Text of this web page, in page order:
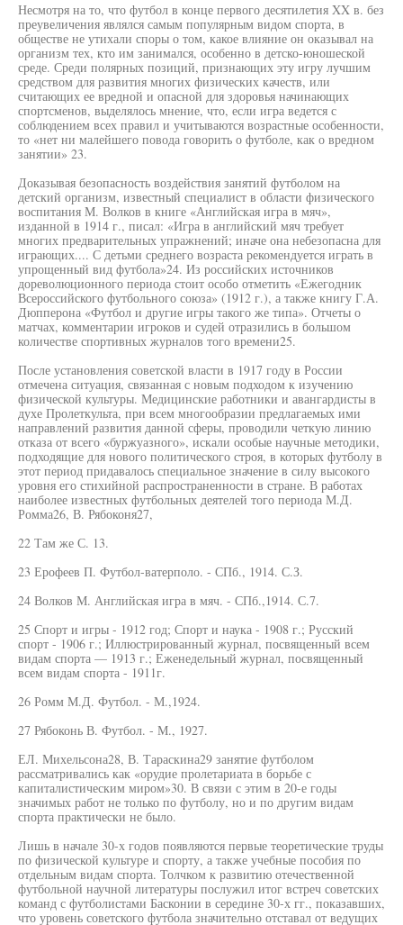
Несмотря на то, что футбол в конце первого десятилетия XX в. без
преувеличения являлся самым популярным видом спорта, в
обществе не утихали споры о том, какое влияние он оказывал на
организм тех, кто им занимался, особенно в детско-юношеской
среде. Среди полярных позиций, признающих эту игру лучшим
средством для развития многих физических качеств, или
считающих ее вредной и опасной для здоровья начинающих
спортсменов, выделялось мнение, что, если игра ведется с
соблюдением всех правил и учитываются возрастные особенности,
то «нет ни малейшего повода говорить о футболе, как о вредном
занятии» 23.
Доказывая безопасность воздействия занятий футболом на
детский организм, известный специалист в области физического
воспитания М. Волков в книге «Английская игра в мяч»,
изданной в 1914 г., писал: «Игра в английский мяч требует
многих предварительных упражнений; иначе она небезопасна для
играющих.... С детьми среднего возраста рекомендуется играть в
упрощенный вид футбола»24. Из российских источников
дореволюционного периода стоит особо отметить «Ежегодник
Всероссийского футбольного союза» (1912 г.), а также книгу Г.А.
Дюпперона «Футбол и другие игры такого же типа». Отчеты о
матчах, комментарии игроков и судей отразились в большом
количестве спортивных журналов того времени25.
После установления советской власти в 1917 году в России
отмечена ситуация, связанная с новым подходом к изучению
физической культуры. Медицинские работники и авангардисты в
духе Пролеткульта, при всем многообразии предлагаемых ими
направлений развития данной сферы, проводили четкую линию
отказа от всего «буржуазного», искали особые научные методики,
подходящие для нового политического строя, в которых футболу в
этот период придавалось специальное значение в силу высокого
уровня его стихийной распространенности в стране. В работах
наиболее известных футбольных деятелей того периода М.Д.
Ромма26, В. Рябоконя27,
22 Там же С. 13.
23 Ерофеев П. Футбол-ватерполо. - СПб., 1914. С.З.
24 Волков М. Английская игра в мяч. - СПб.,1914. С.7.
25 Спорт и игры - 1912 год; Спорт и наука - 1908 г.; Русский
спорт - 1906 г.; Иллюстрированный журнал, посвященный всем
видам спорта — 1913 г.; Еженедельный журнал, посвященный
всем видам спорта - 1911г.
26 Ромм М.Д. Футбол. - М.,1924.
27 Рябоконь В. Футбол. - М., 1927.
ЕЛ. Михельсона28, В. Тараскина29 занятие футболом
рассматривались как «орудие пролетариата в борьбе с
капиталистическим миром»30. В связи с этим в 20-е годы
значимых работ не только по футболу, но и по другим видам
спорта практически не было.
Лишь в начале 30-х годов появляются первые теоретические труды
по физической культуре и спорту, а также учебные пособия по
отдельным видам спорта. Толчком к развитию отечественной
футбольной научной литературы послужил итог встреч советских
команд с футболистами Басконии в середине 30-х гг., показавших,
что уровень советского футбола значительно отставал от ведущих